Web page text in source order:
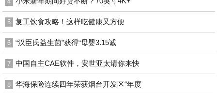
5 复工饮食攻略！这样吃健康又方便
6 “汉臣氏益生菌”获得“母婴3.15诚
7 中国自主CAE软件，安世亚太请你来快
8 华海保险连续四年荣获烟台开发区“年度